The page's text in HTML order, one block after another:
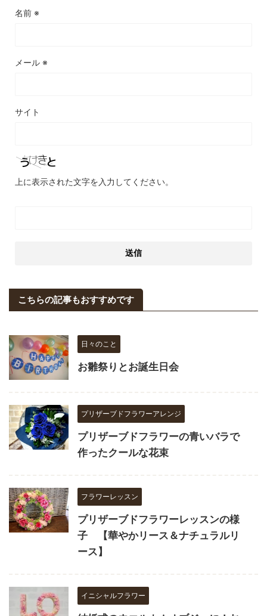
名前 ※
メール ※
サイト
上に表示された文字を入力してください。
こちらの記事もおすすめです
日々のこと
お雛祭りとお誕生日会
プリザーブドフラワーアレンジ
プリザーブドフラワーの青いバラで
作ったクールな花束
フラワーレッスン
プリザーブドフラワーレッスンの様
子 【華やかリース＆ナチュラルリ
ース】
イニシャルフラワー